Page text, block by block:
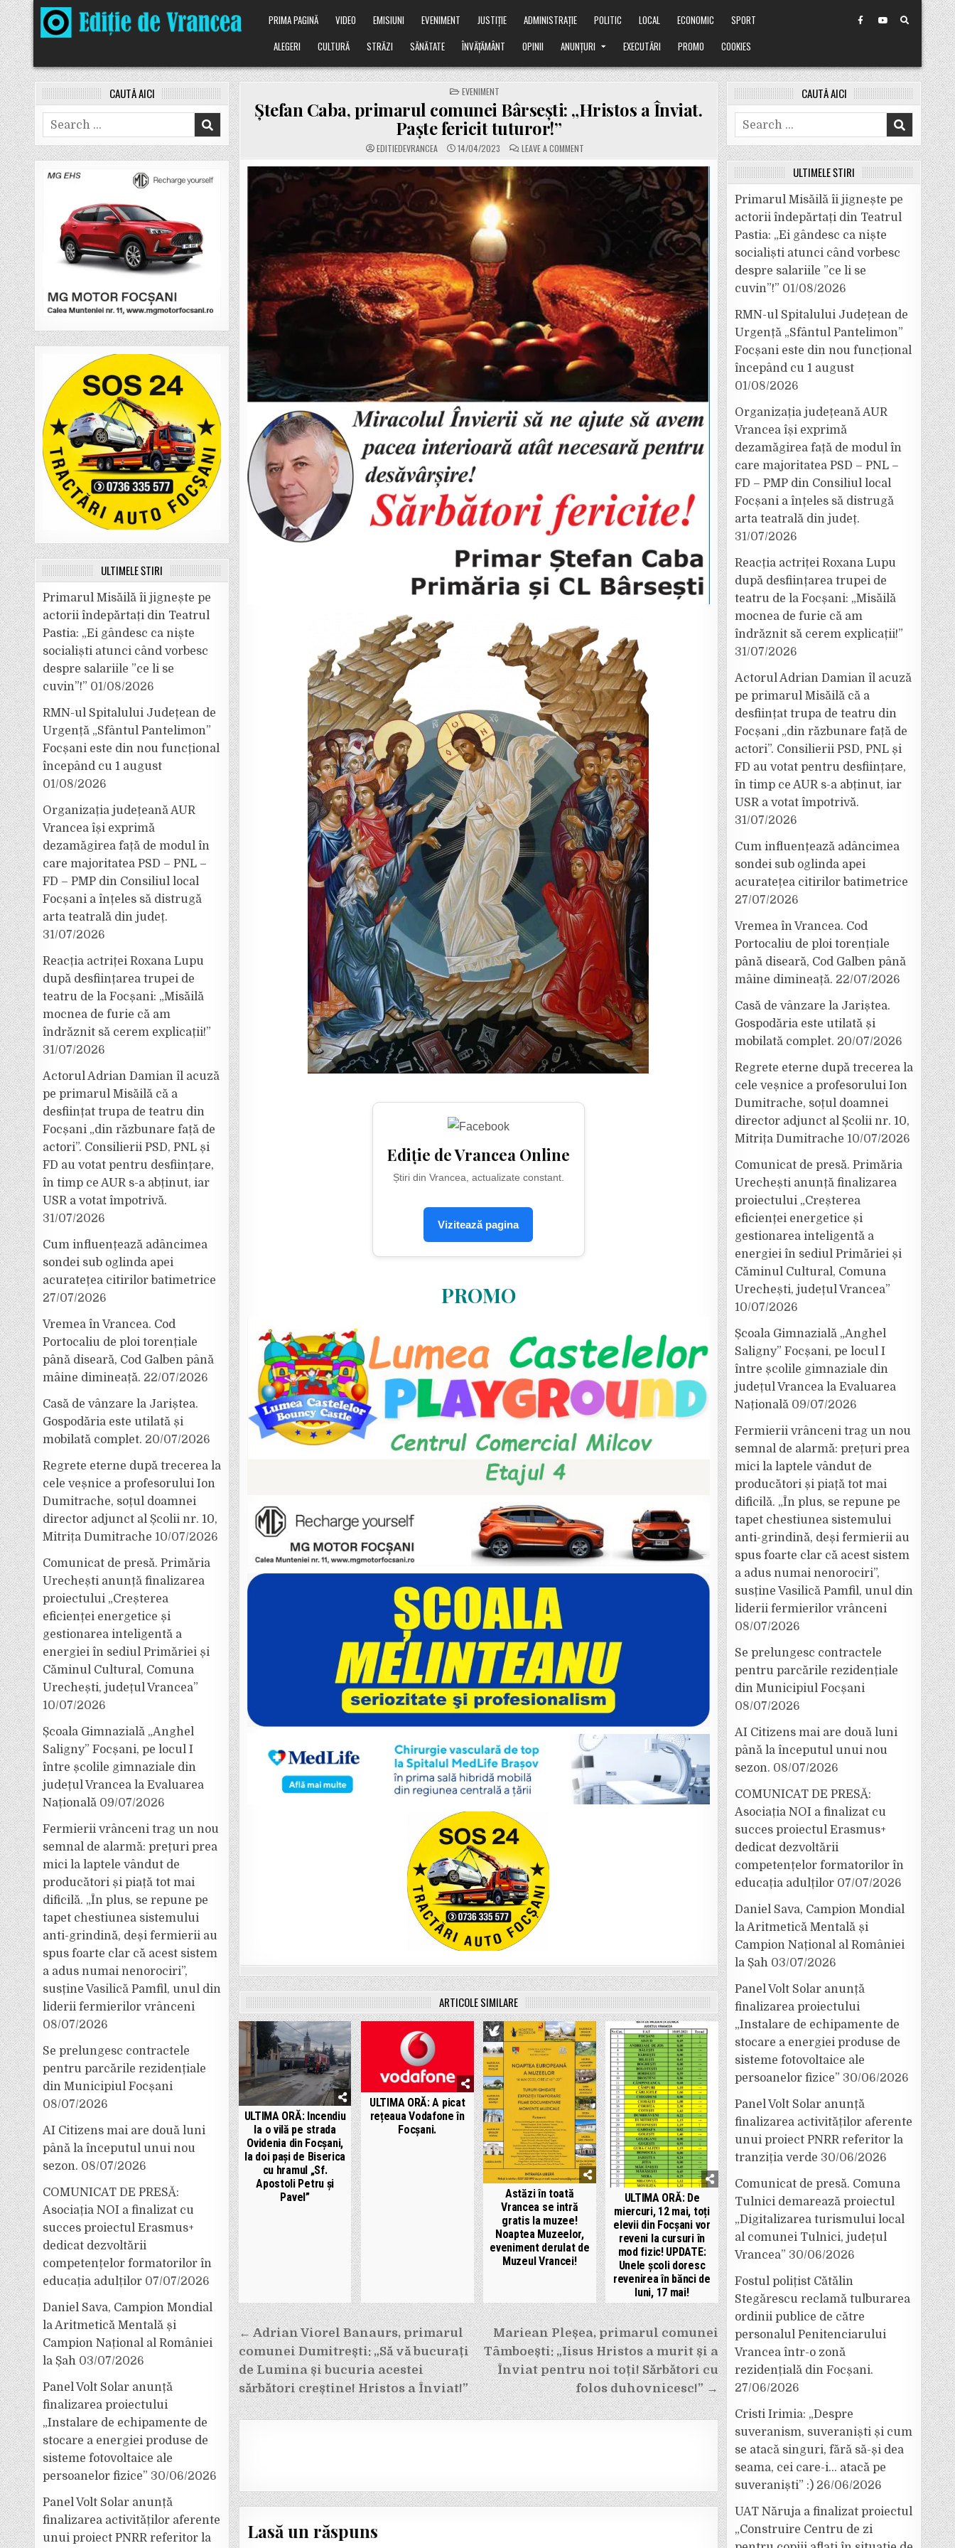
Skip
to
content
PRIMA PAGINĂ VIDEO EMISIUNI EVENIMENT JUSTIȚIE ADMINISTRAȚIE POLITIC LOCAL ECONOMIC
SPORT
ALEGERI
CULTURĂ STRĂZI SĂNĂTATE ÎNVĂȚĂMÂNT OPINII ANUNȚURI EXECUTĂRI PROMO COOKIES
POSTED
IN
EVENIMENT
Ștefan Caba, primarul comunei Bârsești: „Hristos a Înviat.
Paște fericit tuturor!”
EDITIEDEVRANCEA 14/04/2023 LEAVE A COMMENTON
ȘTEFAN
CABA,
PRIMARUL
COMUNEI
BÂRSEȘTI:
FERICIT
TUTUROR!”
Ediție de Vrancea Online
Știri din Vrancea, actualizate constant.
Vizitează pagina
PROMO
ARTICOLE SIMILARE
ULTIMA ORĂ: Incendiu
la o vilă pe strada
Ovidenia din Focșani,
la doi pași de Biserica
cu hramul „Sf.
Apostoli Petru și
Pavel”
ULTIMA ORĂ: A picat
rețeaua Vodafone în
Focșani.
Astăzi în toată
Vrancea se intră
gratis la muzee!
Noaptea Muzeelor,
eveniment derulat de
Muzeul Vrancei!
ULTIMA ORĂ: De
miercuri, 12 mai, toți
elevii din Focșani vor
reveni la cursuri în
mod fizic! UPDATE:
Unele școli doresc
revenirea în bănci de
luni, 17 mai!
Navigare
în
articole
Mariean Pleșea, primarul comunei
Tâmboești: „Iisus Hristos a murit și a
Înviat pentru noi toți! Sărbători cu
folos duhovnicesc!” →
← Adrian Viorel Banaurs, primarul
comunei Dumitrești: „Să vă bucurați
de Lumina și bucuria acestei
sărbători creștine! Hristos a Înviat!”
Lasă un răspuns
CAUTĂ AICI
Search
for:
ULTIMELE ȘTIRI
Primarul Misăilă îi jignește pe
actorii îndepărtați din Teatrul
Pastia: „Ei gândesc ca niște
socialiști atunci când vorbesc
despre salariile ”ce li se
cuvin”!” 01/08/2026
RMN-ul Spitalului Județean de
Urgență „Sfântul Pantelimon”
Focșani este din nou funcțional
începând cu 1 august
01/08/2026
Organizația județeană AUR
Vrancea își exprimă
dezamăgirea față de modul în
care majoritatea PSD – PNL –
FD – PMP din Consiliul local
Focșani a înțeles să distrugă
arta teatrală din județ.
31/07/2026
Reacția actriței Roxana Lupu
după desființarea trupei de
teatru de la Focșani: „Misăilă
mocnea de furie că am
îndrăznit să cerem explicații!”
31/07/2026
Actorul Adrian Damian îl acuză
pe primarul Misăilă că a
desființat trupa de teatru din
Focșani „din răzbunare față de
actori”. Consilierii PSD, PNL și
FD au votat pentru desființare,
în timp ce AUR s-a abținut, iar
USR a votat împotrivă.
31/07/2026
Cum influențează adâncimea
sondei sub oglinda apei
acuratețea citirilor batimetrice
27/07/2026
Vremea în Vrancea. Cod
Portocaliu de ploi torențiale
până diseară, Cod Galben până
mâine dimineață. 22/07/2026
Casă de vânzare la Jariștea.
Gospodăria este utilată și
mobilată complet. 20/07/2026
Regrete eterne după trecerea la
cele veșnice a profesorului Ion
Dumitrache, soțul doamnei
director adjunct al Școlii nr. 10,
Mitrița Dumitrache 10/07/2026
Comunicat de presă. Primăria
Urechești anunță finalizarea
proiectului „Creșterea
eficienței energetice și
gestionarea inteligentă a
energiei în sediul Primăriei și
Căminul Cultural, Comuna
Urechești, județul Vrancea”
10/07/2026
Școala Gimnazială „Anghel
Saligny” Focșani, pe locul I
între școlile gimnaziale din
județul Vrancea la Evaluarea
Națională 09/07/2026
Fermierii vrânceni trag un nou
semnal de alarmă: prețuri prea
mici la laptele vândut de
producători și piață tot mai
dificilă. „În plus, se repune pe
tapet chestiunea sistemului
anti-grindină, deși fermierii au
spus foarte clar că acest sistem
a adus numai nenorociri”,
susține Vasilică Pamfil, unul din
liderii fermierilor vrânceni
08/07/2026
Se prelungesc contractele
pentru parcările rezidențiale
din Municipiul Focșani
08/07/2026
AI Citizens mai are două luni
până la începutul unui nou
sezon. 08/07/2026
COMUNICAT DE PRESĂ:
Asociația NOI a finalizat cu
succes proiectul Erasmus+
dedicat dezvoltării
competențelor formatorilor în
educația adulților 07/07/2026
Daniel Sava, Campion Mondial
la Aritmetică Mentală și
Campion Național al României
la Șah 03/07/2026
Panel Volt Solar anunță
finalizarea proiectului
„Instalare de echipamente de
stocare a energiei produse de
sisteme fotovoltaice ale
persoanelor fizice” 30/06/2026
Panel Volt Solar anunță
finalizarea activităților aferente
unui proiect PNRR referitor la
CAUTĂ AICI
Search
for:
ULTIMELE ȘTIRI
Primarul Misăilă îi jignește pe
actorii îndepărtați din Teatrul
Pastia: „Ei gândesc ca niște
socialiști atunci când vorbesc
despre salariile ”ce li se
cuvin”!” 01/08/2026
RMN-ul Spitalului Județean de
Urgență „Sfântul Pantelimon”
Focșani este din nou funcțional
începând cu 1 august
01/08/2026
Organizația județeană AUR
Vrancea își exprimă
dezamăgirea față de modul în
care majoritatea PSD – PNL –
FD – PMP din Consiliul local
Focșani a înțeles să distrugă
arta teatrală din județ.
31/07/2026
Reacția actriței Roxana Lupu
după desființarea trupei de
teatru de la Focșani: „Misăilă
mocnea de furie că am
îndrăznit să cerem explicații!”
31/07/2026
Actorul Adrian Damian îl acuză
pe primarul Misăilă că a
desființat trupa de teatru din
Focșani „din răzbunare față de
actori”. Consilierii PSD, PNL și
FD au votat pentru desființare,
în timp ce AUR s-a abținut, iar
USR a votat împotrivă.
31/07/2026
Cum influențează adâncimea
sondei sub oglinda apei
acuratețea citirilor batimetrice
27/07/2026
Vremea în Vrancea. Cod
Portocaliu de ploi torențiale
până diseară, Cod Galben până
mâine dimineață. 22/07/2026
Casă de vânzare la Jariștea.
Gospodăria este utilată și
mobilată complet. 20/07/2026
Regrete eterne după trecerea la
cele veșnice a profesorului Ion
Dumitrache, soțul doamnei
director adjunct al Școlii nr. 10,
Mitrița Dumitrache 10/07/2026
Comunicat de presă. Primăria
Urechești anunță finalizarea
proiectului „Creșterea
eficienței energetice și
gestionarea inteligentă a
energiei în sediul Primăriei și
Căminul Cultural, Comuna
Urechești, județul Vrancea”
10/07/2026
Școala Gimnazială „Anghel
Saligny” Focșani, pe locul I
între școlile gimnaziale din
județul Vrancea la Evaluarea
Națională 09/07/2026
Fermierii vrânceni trag un nou
semnal de alarmă: prețuri prea
mici la laptele vândut de
producători și piață tot mai
dificilă. „În plus, se repune pe
tapet chestiunea sistemului
anti-grindină, deși fermierii au
spus foarte clar că acest sistem
a adus numai nenorociri”,
susține Vasilică Pamfil, unul din
liderii fermierilor vrânceni
08/07/2026
Se prelungesc contractele
pentru parcările rezidențiale
din Municipiul Focșani
08/07/2026
AI Citizens mai are două luni
până la începutul unui nou
sezon. 08/07/2026
COMUNICAT DE PRESĂ:
Asociația NOI a finalizat cu
succes proiectul Erasmus+
dedicat dezvoltării
competențelor formatorilor în
educația adulților 07/07/2026
Daniel Sava, Campion Mondial
la Aritmetică Mentală și
Campion Național al României
la Șah 03/07/2026
Panel Volt Solar anunță
finalizarea proiectului
„Instalare de echipamente de
stocare a energiei produse de
sisteme fotovoltaice ale
persoanelor fizice” 30/06/2026
Panel Volt Solar anunță
finalizarea activităților aferente
unui proiect PNRR referitor la
tranziția verde 30/06/2026
Comunicat de presă. Comuna
Tulnici demarează proiectul
„Digitalizarea turismului local
al comunei Tulnici, județul
Vrancea” 30/06/2026
Fostul polițist Cătălin
Stegărescu reclamă tulburarea
ordinii publice de către
personalul Penitenciarului
Vrancea într-o zonă
rezidențială din Focșani.
27/06/2026
Cristi Irimia: „Despre
suveranism, suveraniști și cum
se atacă singuri, fără să-și dea
seama, cei care-i… atacă pe
suveraniști” :) 26/06/2026
UAT Năruja a finalizat proiectul
„Construire Centru de zi